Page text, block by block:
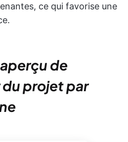
ce qui favorise une
de
projet par